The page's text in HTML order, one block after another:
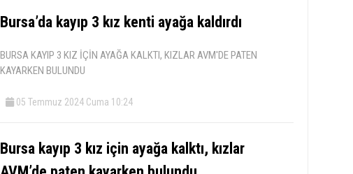
Bursa’da kayıp 3 kız kenti ayağa kaldırdı
BURSA KAYIP 3 KIZ İÇİN AYAĞA KALKTI, KIZLAR AVM'DE PATEN
KAYARKEN BULUNDU
05 Temmuz 2024 Cuma 10:24
Bursa kayıp 3 kız için ayağa kalktı, kızlar